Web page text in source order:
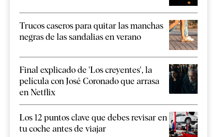
Trucos caseros para quitar las manchas
negras de las sandalias en verano
Final explicado de 'Los creyentes', la
película con José Coronado que arrasa
en Netflix
Los 12 puntos clave que debes revisar en
tu coche antes de viajar